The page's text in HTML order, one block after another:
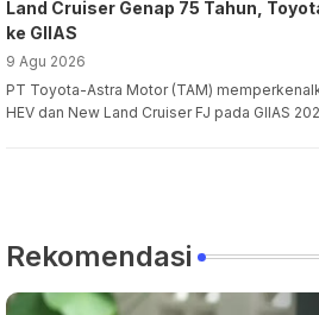
Land Cruiser Genap 75 Tahun,
ke GIIAS
9 Agu 2026
PT Toyota-Astra Motor (TAM)
HEV dan New Land Cruiser FJ pada GIIAS
Rekomendasi